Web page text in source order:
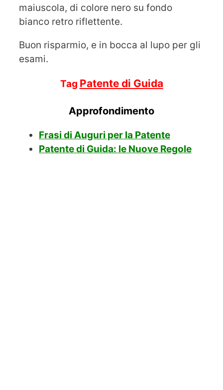
maiuscola, di colore nero su fondo
bianco retro riflettente.
Buon risparmio, e in bocca al lupo per gli
esami.
Tag Patente di Guida
Approfondimento
Frasi di Auguri per la Patente
Patente di Guida: le Nuove Regole